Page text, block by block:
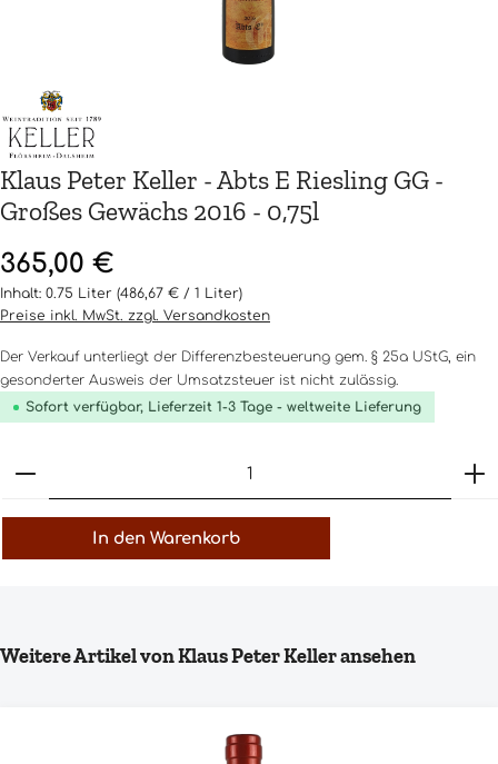
Klaus Peter Keller - Abts E Riesling GG -
Großes Gewächs 2016 - 0,75l
Regulärer Preis:
365,00 €
Inhalt: 0.75 Liter (486,67 € / 1 Liter)
Preise inkl. MwSt. zzgl. Versandkosten
Der Verkauf unterliegt der Differenzbesteuerung gem. § 25a UStG, ein
gesonderter Ausweis der Umsatzsteuer ist nicht zulässig.
Sofort verfügbar, Lieferzeit 1-3 Tage - weltweite Lieferung
Produkt Anzahl: Gib den gewünschten Wert
In den Warenkorb
Produktgalerie überspringen
Weitere Artikel von Klaus Peter Keller ansehen